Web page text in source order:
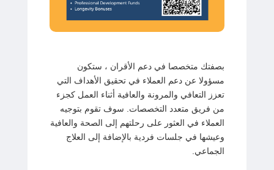
بصفتك متخصصا في دعم الأقران ، ستكون
مسؤولا عن دعم العملاء في تحقيق الأهداف التي
تعزز التعافي والمرونة والعافية أثناء العمل كجزء
من فريق متعدد التخصصات. سوف تقوم بتوجيه
العملاء في العثور على رحلتهم إلى الصحة والعافية
وعيشها في جلسات فردية بالإضافة إلى العلاج
الجماعي.